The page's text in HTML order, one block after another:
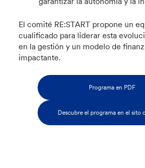
El comité RE:START propone un
cualificado para liderar esta
en la gestión y un modelo de
impactante.
Programa en PDF
Descubre el programa en el sito